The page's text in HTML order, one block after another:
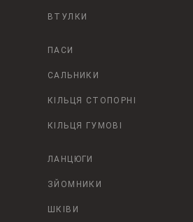
ВТУЛКИ
ПАСИ
САЛЬНИКИ
КІЛЬЦЯ СТОПОРНІ
КІЛЬЦЯ ГУМОВІ
ЛАНЦЮГИ
ЗЙОМНИКИ
ШКІВИ